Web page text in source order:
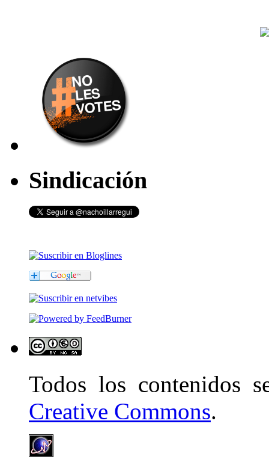
Sindicación
Todos los contenidos
Creative Commons.